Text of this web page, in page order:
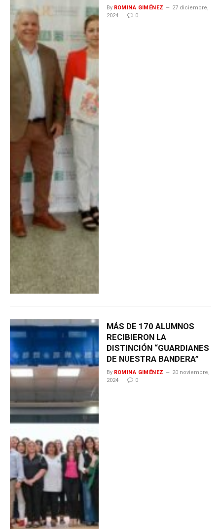
By ROMINA GIMÉNEZ
27 diciembre,
2024
0
MÁS DE 170 ALUMNOS
RECIBIERON LA
DISTINCIÓN “GUARDIANES
DE NUESTRA BANDERA”
By ROMINA GIMÉNEZ
20 noviembre,
2024
0